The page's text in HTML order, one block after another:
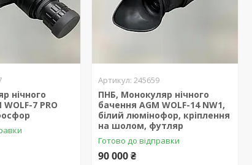
нічного
7 PRO
245659
ПНБ, Монокуляр нічного
бачення AGM WOLF-14 NW1,
білий люмінофор, кріплення
на шолом, футляр
Готово до відправки
90 000 ₴